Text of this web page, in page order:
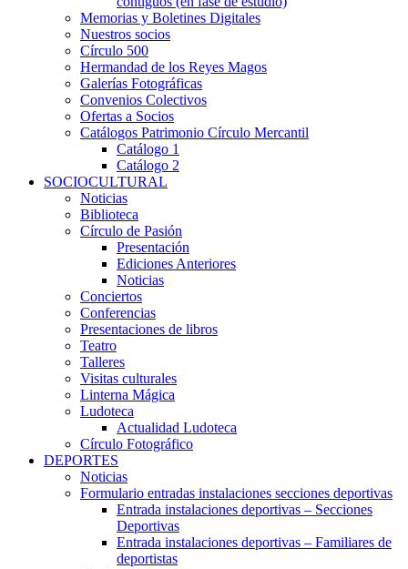
Memorias y Boletines Digitales
Nuestros socios
Círculo 500
Hermandad de los Reyes Magos
Galerías Fotográficas
Convenios Colectivos
Ofertas a Socios
Catálogos Patrimonio Círculo Mercantil
Catálogo 1
Catálogo 2
SOCIOCULTURAL
Noticias
Biblioteca
Círculo de Pasión
Presentación
Ediciones Anteriores
Noticias
Conciertos
Conferencias
Presentaciones de libros
Teatro
Talleres
Visitas culturales
Linterna Mágica
Ludoteca
Actualidad Ludoteca
Círculo Fotográfico
DEPORTES
Noticias
Formulario entradas instalaciones secciones deportivas
Entrada instalaciones deportivas – Secciones
Deportivas
Entrada instalaciones deportivas – Familiares de
deportistas